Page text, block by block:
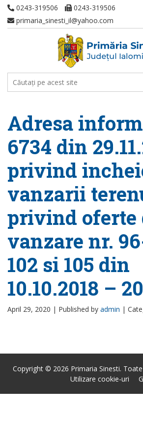
0243-319506
0243-319506
primaria_sinesti_il@yahoo.com
Adresa
6734 din
privind
vanzarii
privind oferte
vanzare nr.
102 si 105 din
10.10.2018 –
April 29, 2020 | Published by admin |
Copyright © 2026 Primaria Sinesti.
Utilizare cookie-uri